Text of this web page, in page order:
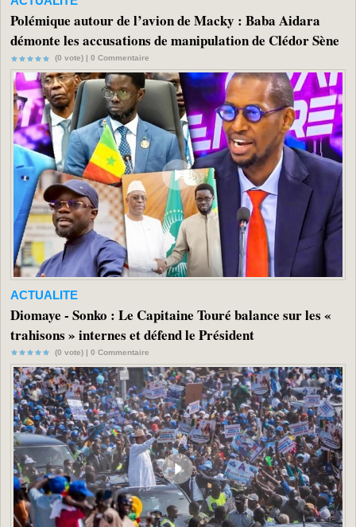
Polémique autour de l’avion de Macky : Baba Aidara
démonte les accusations de manipulation de Clédor Sène
(0 vote) | 0 Commentaire
ACTUALITE
Diomaye - Sonko : Le Capitaine Touré balance sur les «
trahisons » internes et défend le Président
(0 vote) | 0 Commentaire